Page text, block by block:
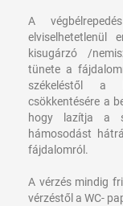
A
elviselhetetlenül
kisugárzó /
tünete a
székeléstől a
csökkentésére a
hogy lazítja a
hámosodást
fájdalomról.
A vérzés mindig
vérzéstől a WC-